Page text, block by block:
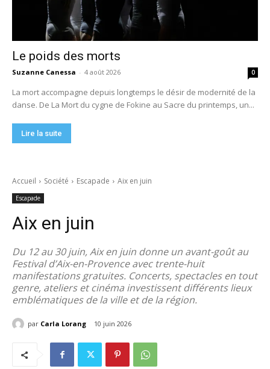
Le poids des morts
Suzanne Canessa - 4 août 2026 0
La mort accompagne depuis longtemps le désir de modernité de la
danse. De La Mort du cygne de Fokine au Sacre du printemps, un...
Lire la suite